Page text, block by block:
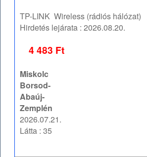
TP-LINK Wireless (rádiós hálózat)
Hirdetés lejárata :2026.08.20.
4 483 Ft
Miskolc
Borsod-
Abaúj-
Zemplén
2026.07.21.
Látta : 35